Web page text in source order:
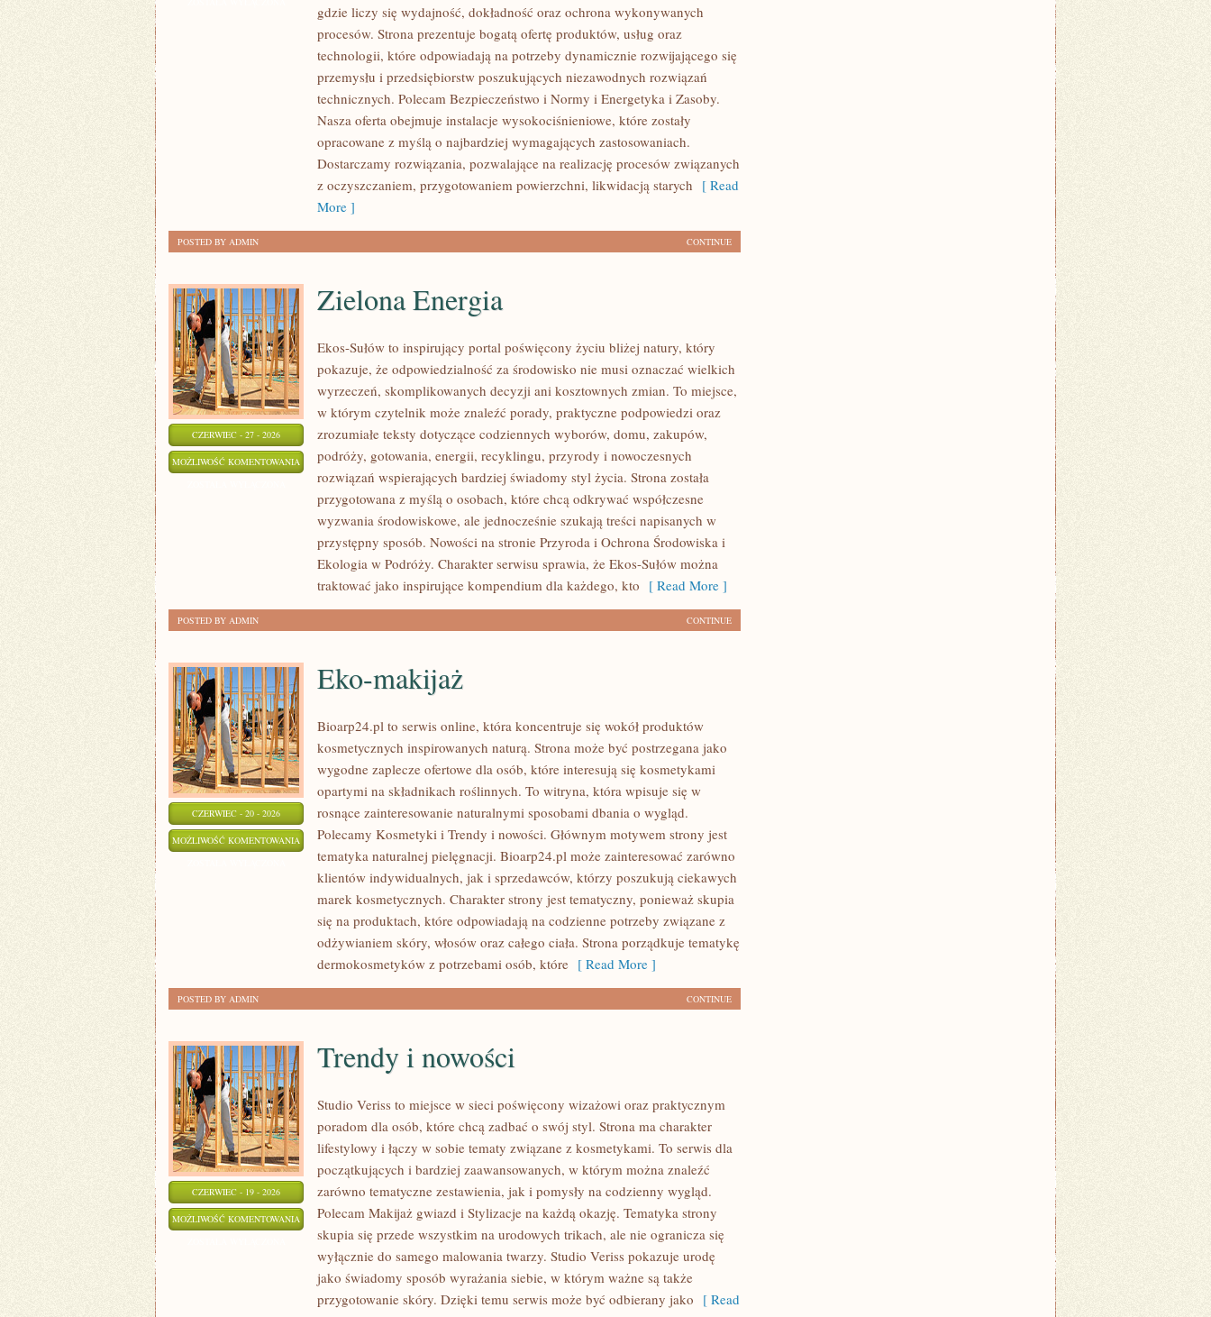
ZRÓWNOWAŻONY
gdzie liczy się wydajność, dokładność oraz ochrona wykonywanych
procesów. Strona prezentuje bogatą ofertę produktów, usług oraz
technologii, które odpowiadają na potrzeby dynamicznie rozwijającego się
przemysłu i przedsiębiorstw poszukujących niezawodnych rozwiązań
technicznych. Polecam Bezpieczeństwo i Normy i Energetyka i Zasoby.
Nasza oferta obejmuje instalacje wysokociśnieniowe, które zostały
opracowane z myślą o najbardziej wymagających zastosowaniach.
Dostarczamy rozwiązania, pozwalające na realizację procesów związanych
z oczyszczaniem, przygotowaniem powierzchni, likwidacją starych [ Read
More ]
CONTINUE
POSTED BY ADMIN
CZERWIEC - 27 - 2026
MOŻLIWOŚĆ KOMENTOWANIA ZIELONA
ENERGIA
Zielona Energia
Ekos-Sułów to inspirujący portal poświęcony życiu bliżej natury, który
pokazuje, że odpowiedzialność za środowisko nie musi oznaczać wielkich
wyrzeczeń, skomplikowanych decyzji ani kosztownych zmian. To miejsce,
w którym czytelnik może znaleźć porady, praktyczne podpowiedzi oraz
zrozumiałe teksty dotyczące codziennych wyborów, domu, zakupów,
podróży, gotowania, energii, recyklingu, przyrody i nowoczesnych
rozwiązań wspierających bardziej świadomy styl życia. Strona została
przygotowana z myślą o osobach, które chcą odkrywać współczesne
wyzwania środowiskowe, ale jednocześnie szukają treści napisanych w
przystępny sposób. Nowości na stronie Przyroda i Ochrona Środowiska i
Ekologia w Podróży. Charakter serwisu sprawia, że Ekos-Sułów można
traktować jako inspirujące kompendium dla każdego, kto [ Read More ]
CONTINUE
POSTED BY ADMIN
CZERWIEC - 20 - 2026
MOŻLIWOŚĆ KOMENTOWANIA EKO-
MAKIJAŻ
Eko-makijaż
Bioarp24.pl to serwis online, która koncentruje się wokół produktów
kosmetycznych inspirowanych naturą. Strona może być postrzegana jako
wygodne zaplecze ofertowe dla osób, które interesują się kosmetykami
opartymi na składnikach roślinnych. To witryna, która wpisuje się w
rosnące zainteresowanie naturalnymi sposobami dbania o wygląd.
Polecamy Kosmetyki i Trendy i nowości. Głównym motywem strony jest
tematyka naturalnej pielęgnacji. Bioarp24.pl może zainteresować zarówno
klientów indywidualnych, jak i sprzedawców, którzy poszukują ciekawych
marek kosmetycznych. Charakter strony jest tematyczny, ponieważ skupia
się na produktach, które odpowiadają na codzienne potrzeby związane z
odżywianiem skóry, włosów oraz całego ciała. Strona porządkuje tematykę
dermokosmetyków z potrzebami osób, które [ Read More ]
CONTINUE
POSTED BY ADMIN
CZERWIEC - 19 - 2026
MOŻLIWOŚĆ KOMENTOWANIA TRENDY
NOWOŚCI
Trendy i nowości
Studio Veriss to miejsce w sieci poświęcony wizażowi oraz praktycznym
poradom dla osób, które chcą zadbać o swój styl. Strona ma charakter
lifestylowy i łączy w sobie tematy związane z kosmetykami. To serwis dla
początkujących i bardziej zaawansowanych, w którym można znaleźć
zarówno tematyczne zestawienia, jak i pomysły na codzienny wygląd.
Polecam Makijaż gwiazd i Stylizacje na każdą okazję. Tematyka strony
skupia się przede wszystkim na urodowych trikach, ale nie ogranicza się
wyłącznie do samego malowania twarzy. Studio Veriss pokazuje urodę
jako świadomy sposób wyrażania siebie, w którym ważne są także
przygotowanie skóry. Dzięki temu serwis może być odbierany jako [ Read